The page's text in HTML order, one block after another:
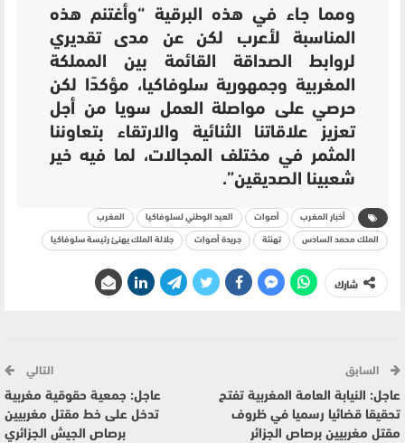
ومما جاء في هذه البرقية “وأغتنم هذه
المناسبة لأعرب لكن عن مدى تقديري
لروابط الصداقة القائمة بين المملكة
المغربية وجمهورية سلوفاكيا، مؤكدًا لكن
حرصي على مواصلة العمل سويا من أجل
تعزيز علاقاتنا الثنائية والارتقاء بتعاوننا
المثمر في مختلف المجالات، لما فيه خير
شعبينا الصديقين”.
أخبار المغرب أصوات العيد الوطني لسلوفاكيا المغرب
الملك محمد السادس تهنئة جريدة أصوات جلالة الملك يهنئ رئيسة سلوفاكيا
شارك
السابق
عاجل: النيابة العامة المغربية تفتح
تحقيقا قضائيا رسميا في ظروف
مقتل مغربيين برصاص الجزائر
التالي
عاجل: جمعية حقوقية مغربية
تدخل على خط مقتل مغربيين
برصاص الجيش الجزائري